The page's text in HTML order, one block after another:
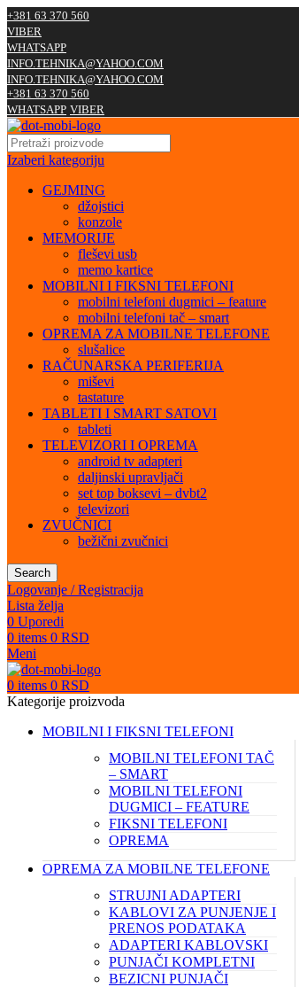
+381 63 370 560
VIBER
WHATSAPP
INFO.TEHNIKA@YAHOO.COM
INFO.TEHNIKA@YAHOO.COM
+381 63 370 560
WHATSAPP VIBER
Izaberi kategoriju
GEJMING
džojstici
konzole
MEMORIJE
fleševi usb
memo kartice
MOBILNI I FIKSNI TELEFONI
mobilni telefoni dugmici – feature
mobilni telefoni tač – smart
OPREMA ZA MOBILNE TELEFONE
slušalice
RAČUNARSKA PERIFERIJA
miševi
tastature
TABLETI I SMART SATOVI
tableti
TELEVIZORI I OPREMA
android tv adapteri
daljinski upravljači
set top boksevi – dvbt2
televizori
ZVUČNICI
bežični zvučnici
Search
Logovanje / Registracija
Lista želja
0 Uporedi
0 items 0 RSD
Meni
0 items 0 RSD
Kategorije proizvoda
MOBILNI I FIKSNI TELEFONI
MOBILNI TELEFONI TAČ
– SMART
MOBILNI TELEFONI
DUGMICI – FEATURE
FIKSNI TELEFONI
OPREMA
OPREMA ZA MOBILNE TELEFONE
STRUJNI ADAPTERI
KABLOVI ZA PUNJENJE I
PRENOS PODATAKA
ADAPTERI KABLOVSKI
PUNJAČI KOMPLETNI
BEZICNI PUNJAČI